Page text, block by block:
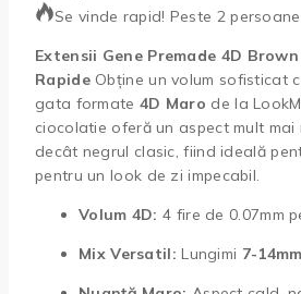
Se vinde rapid! Peste 2
Extensii Gene Premade 4D
RapideObține un volum sofisticat
gata formate 4D Maro de la
ciocolatie oferă un aspect mult mai
decât negrul clasic, fiind ideală
pentru un look de zi impecabil.
Volum 4D: 4 fire de 0.07mm
Mix Versatil: Lungimi 7-14mm